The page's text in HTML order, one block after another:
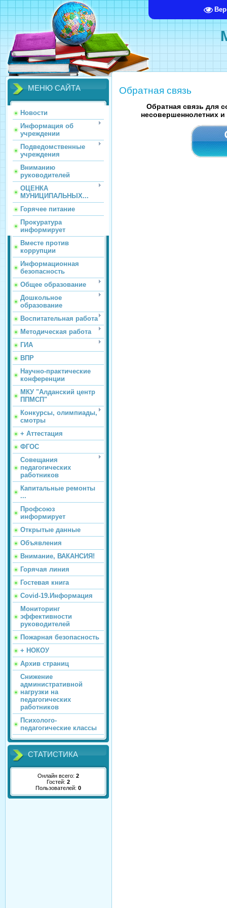
МЕНЮ САЙТА
Новости
Информация об
учреждении
Подведомственные
учреждения
Вниманию
руководителей
ОЦЕНКА
МУНИЦИПАЛЬНЫХ...
Горячее питание
Прокуратура
информирует
Вместе против
коррупции
Информационная
безопасность
Общее образование
Дошкольное
образование
Воспитательная работа
Методическая работа
ГИА
ВПР
Научно-практические
конференции
МКУ "Алданский центр
ППМСП"
Конкурсы, олимпиады,
смотры
+ Аттестация
ФГОС
Совещания
педагогических
работников
Капитальные ремонты
...
Профсоюз
информирует
Открытые данные
Объявления
Внимание, ВАКАНСИЯ!
Горячая линия
Гостевая книга
Covid-19.Информация
Мониторинг
эффективности
руководителей
Пожарная безопасность
+ НОКОУ
Архив страниц
Снижение
административной
нагрузки на
педагогических
работников
Психолого-
педагогические классы
СТАТИСТИКА
Онлайн всего: 2
Гостей: 2
Пользователей: 0
Обратная связь
Обратная связь для
несовершеннолетних